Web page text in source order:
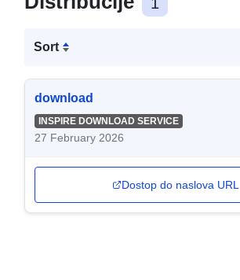
1
Sort
download
INSPIRE DOWNLOAD SERVICE
27 February 2026
Dostop do naslova URL